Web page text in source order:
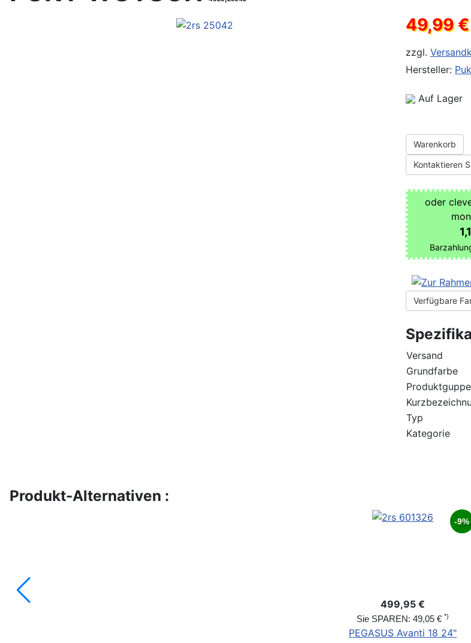
49,99 €
zzgl.
Hersteller:
Auf Lager
Warenkorb
Kontaktieren
oder
Verfügbare
Versand
Grundfarbe
Produktguppe
Typ
Kategorie
Produkt-Alternativen :
-9%
499,95 €
Sie SPAREN: 49,05 € *)
PEGASUS Avanti 18 24"